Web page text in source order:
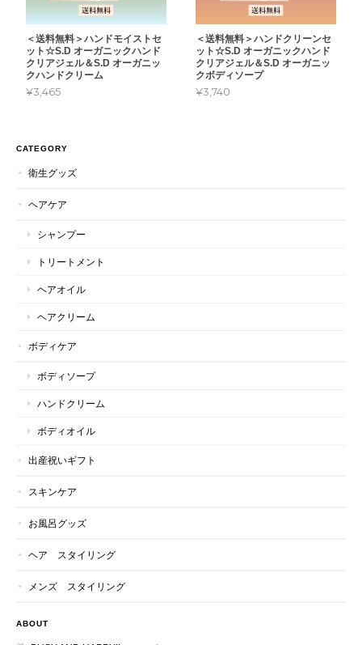
＜送料無料＞ハンドモイストセ
ット☆S.D オーガニックハンド
クリアジェル＆S.D オーガニッ
クハンドクリーム
¥3,465
＜送料無料＞ハンドクリーンセ
ット☆S.D オーガニックハンド
クリアジェル＆S.D オーガニッ
クボディソープ
¥3,740
CATEGORY
衛生グッズ
ヘアケア
シャンプー
トリートメント
ヘアオイル
ヘアクリーム
ボディケア
ボディソープ
ハンドクリーム
ボディオイル
出産祝いギフト
スキンケア
お風呂グッズ
ヘア スタイリング
メンズ スタイリング
ABOUT